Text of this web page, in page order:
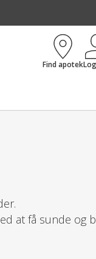
Find apotek
at få sunde og